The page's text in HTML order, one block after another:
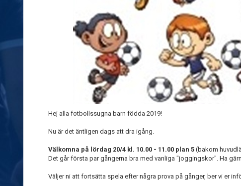
Hej alla fotbollssugna barn födda 2019!
Nu är det äntligen dags att dra igång.
Välkomna på lördag 20/4 kl. 10.00 - 11.00 plan 5 (bakom
Det går första par gångerna bra med vanliga "joggingskor". Ha
Väljer ni att fortsätta spela efter några prova på gånger, ber vi er